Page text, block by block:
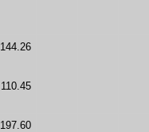
144.26
110.45
197.60